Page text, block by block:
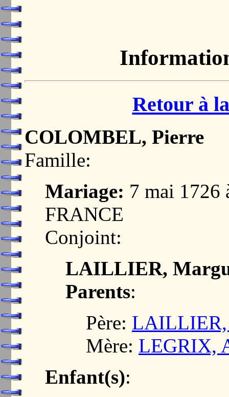
Retour à
COLOMBEL, Pierre
Famille:
Mariage: 7 mai
FRANCE
Conjoint:
LAILLIER,
Parents:
Père: LAILLIER,
Mère: LEGRIX,
Enfant(s):